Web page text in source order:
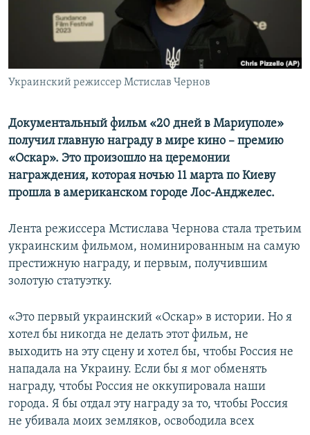
ПОБЕДИТЕЛЕЙ НЕ СУДЯТ?
КРЫМ.НЕПОКОРЕННЫЙ
УКРАИНСКАЯ ПРОБЛЕМА КРЫМА
ПРИСОЕДИНЯЙТЕСЬ!
Украинский режиссер Мстислав Чернов
Документальный фильм «20 дней в Мариуполе»
получил главную награду в мире кино – премию
«Оскар». Это произошло на церемонии
награждения, которая ночью 11 марта по Киеву
прошла в американском городе Лос-Анджелес.
Лента режиссера Мстислава Чернова стала третьим
украинским фильмом, номинированным на самую
престижную награду, и первым, получившим
золотую статуэтку.
«Это первый украинский «Оскар» в истории. Но я
хотел бы никогда не делать этот фильм, не
выходить на эту сцену и хотел бы, чтобы Россия не
нападала на Украину. Если бы я мог обменять
награду, чтобы Россия не оккупировала наши
города. Я бы отдал эту награду за то, чтобы Россия
не убивала моих земляков, освободила всех